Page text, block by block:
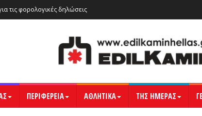
τις φορολογικές δηλώσεις
ΠΕΡΙΦΕΡΕΙΑ ΑΘΛΗΤΙΚΑ ΤΗΣ ΗΜΕΡΑΣ